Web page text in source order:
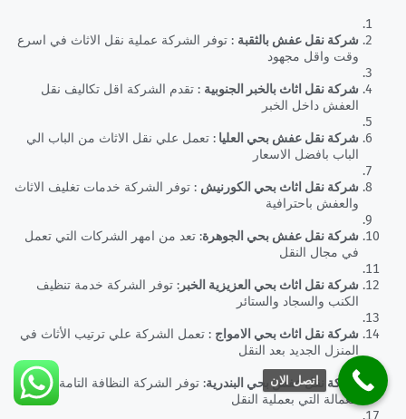
شركة نقل عفش بالثقبة : توفر الشركة عملية نقل الاثاث في اسرع
وقت واقل مجهود
شركة نقل اثاث بالخبر الجنوبية : تقدم الشركة اقل تكاليف نقل
العفش داخل الخبر
شركة نقل عفش بحي العليا : تعمل علي نقل الاثاث من الباب الي
الباب بافضل الاسعار
شركة نقل اثاث بحي الكورنيش : توفر الشركة خدمات تغليف الاثاث
والعفش باحترافية
شركة نقل عفش بحي الجوهرة: تعد من امهر الشركات التي تعمل
في مجال النقل
شركة نقل اثاث بحي العزيزية الخبر : توفر الشركة خدمة تنظيف
الكنب والسجاد والستائر
شركة نقل اثاث بحي الامواج : تعمل الشركة علي ترتيب الأثاث في
المنزل الجديد بعد النقل
شركة نقل عفش بحي البندرية: توفر الشركة النظافة التامة في
العمالة التي بعملية النقل
اتصل الان